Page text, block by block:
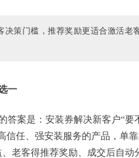
策门槛，推荐奖励更适合激活老
一
答案是：安装券解决新客户“
信任、强安装服务的产品，单
老客得推荐奖励、成交后自动